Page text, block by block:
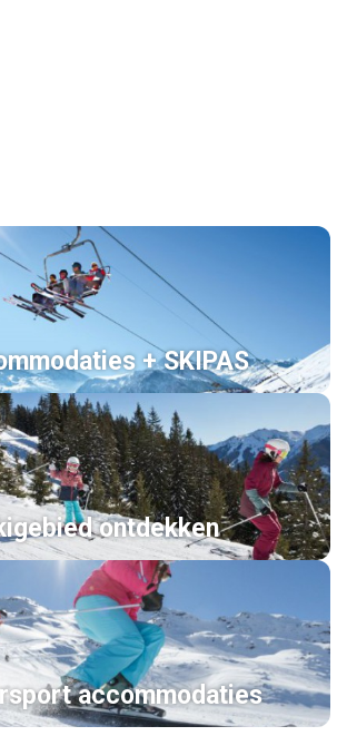
+ SKIPAS
ontdekken
accommodaties